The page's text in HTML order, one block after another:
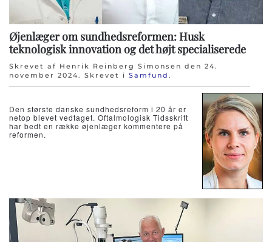
Øjenlæger om sundhedsreformen: Husk
teknologisk innovation og det højt specialiserede
Skrevet af Henrik Reinberg Simonsen den 24.
november 2024. Skrevet i Samfund .
Den største danske sundhedsreform i 20 år er
netop blevet vedtaget. Oftalmologisk Tidsskrift
har bedt en række øjenlæger kommentere på
reformen.